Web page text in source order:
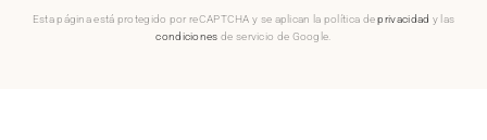
Esta página está protegido por reCAPTCHA y se aplican la política deprivacidad y las
condiciones de servicio de Google.